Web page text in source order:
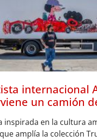
internacional
un camión
inspirada en la cultura
amplía la colección